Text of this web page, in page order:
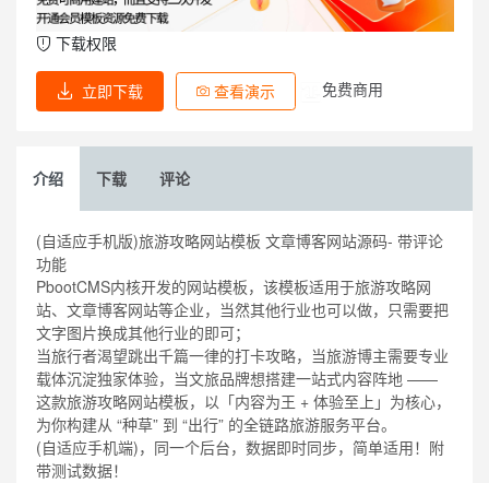
下载权限
立即下载 查看演示 免费商用
介绍 下载 评论
(自适应手机版)旅游攻略网站模板 文章博客网站源码- 带评论
功能
PbootCMS内核开发的网站模板，该模板适用于旅游攻略网
站、文章博客网站等企业，当然其他行业也可以做，只需要把
文字图片换成其他行业的即可；
当旅行者渴望跳出千篇一律的打卡攻略，当旅游博主需要专业
载体沉淀独家体验，当文旅品牌想搭建一站式内容阵地 ——
这款旅游攻略网站模板，以「内容为王 + 体验至上」为核心，
为你构建从 “种草” 到 “出行” 的全链路旅游服务平台。
(自适应手机端)，同一个后台，数据即时同步，简单适用！附
带测试数据！